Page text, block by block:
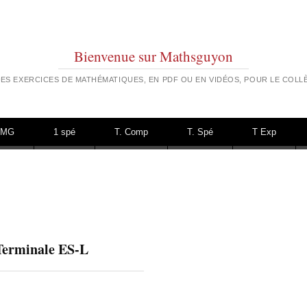
Bienvenue sur Mathsguyon
EXERCICES DE MATHÉMATIQUES, EN PDF OU EN VIDÉOS, POUR LE
1 spé T. Comp T. Spé T Exp
ES-L